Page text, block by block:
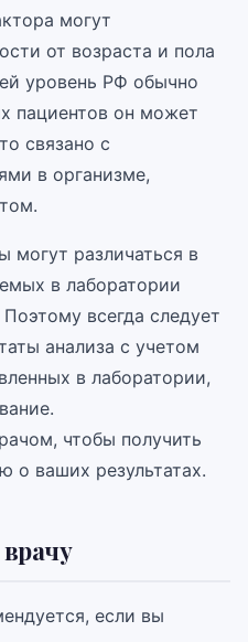
могут
от возраста и пола
уровень РФ обычно
пациентов он может
связано с
в организме,
могут различаться в
в лаборатории
всегда следует
анализа с учетом
в лаборатории,
чтобы получить
о ваших результатах.
если вы